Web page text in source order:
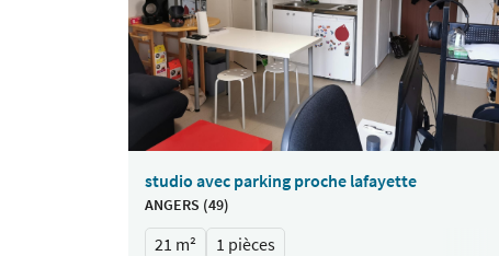
studio avec parking proche lafayette
ANGERS (49)
21 m² 1 pièces